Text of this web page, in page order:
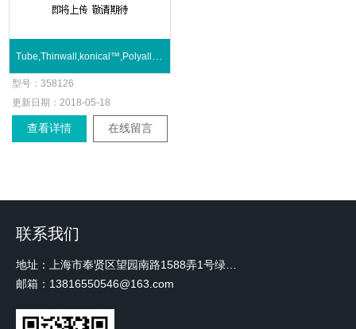
型号：358126
更新日期： 2018-05-18
查看详情 在线留言
联系我们
邮箱：13816550546@163.com